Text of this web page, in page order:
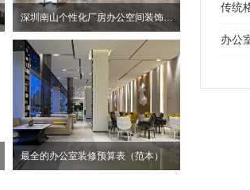
深圳南山个性化厂房办公空间装饰设计
最全的办公室装修预算表（范本）
传统
办公